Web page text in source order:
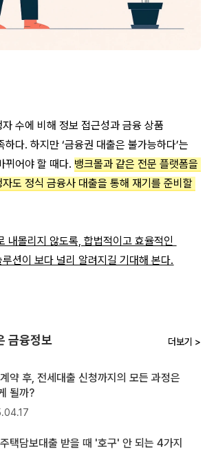
수에 비해 정보 접근성과 금융 상품
다. 하지만 ‘금융권 대출은 불가능하다’는
뀌어야 할 때다. 뱅크몰과 같은 전문 플랫폼을
도 정식 금융사 대출을 통해 재기를 준비할
내몰리지 않도록, 합법적이고 효율적인
션이 보다 널리 알려지길 기대해 본다.
금융정보 더보기 >
약 후, 전세대출 신청까지의 모든 과정은
될까?
택담보대출 받을 때 '호구' 안 되는 4가지